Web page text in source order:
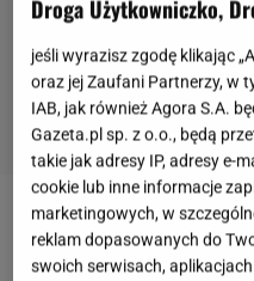
Zobacz wideo
Droga Użytkowniczko,
jeśli wyrazisz zgodę klikając
oraz jej Zaufani Partnerzy, w
IAB, jak również Agora S.A.
Gazeta.pl sp. z o.o., będą
takie jak adresy IP, adresy e-
cookie lub inne informacje
marketingowych, w
reklam dopasowanych do
swoich serwisach,